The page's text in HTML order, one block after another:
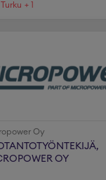
Turku + 1
Oy
OY